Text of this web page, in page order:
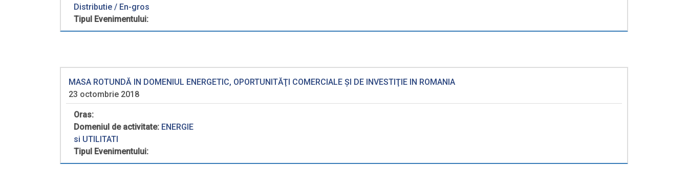
Distributie / En-gros
Tipul Evenimentului:
MASA ROTUNDĂ IN DOMENIUL ENERGETIC, OPORTUNITĂŢI COMERCIALE ŞI DE INVESTIŢIE IN ROMANIA
23 octombrie 2018
Oras:
Domeniul de activitate: ENERGIE
si UTILITATI
Tipul Evenimentului: